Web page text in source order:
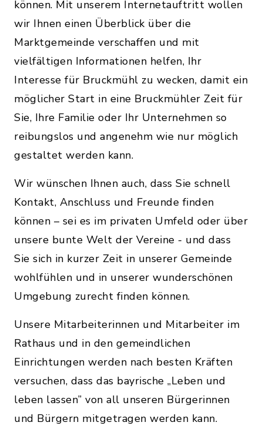
können. Mit unserem Internetauftritt wollen
wir Ihnen einen Überblick über die
Marktgemeinde verschaffen und mit
vielfältigen Informationen helfen, Ihr
Interesse für Bruckmühl zu wecken, damit ein
möglicher Start in eine Bruckmühler Zeit für
Sie, Ihre Familie oder Ihr Unternehmen so
reibungslos und angenehm wie nur möglich
gestaltet werden kann.
Wir wünschen Ihnen auch, dass Sie schnell
Kontakt, Anschluss und Freunde finden
können – sei es im privaten Umfeld oder über
unsere bunte Welt der Vereine - und dass
Sie sich in kurzer Zeit in unserer Gemeinde
wohlfühlen und in unserer wunderschönen
Umgebung zurecht finden können.
Unsere Mitarbeiterinnen und Mitarbeiter im
Rathaus und in den gemeindlichen
Einrichtungen werden nach besten Kräften
versuchen, dass das bayrische „Leben und
leben lassen” von all unseren Bürgerinnen
und Bürgern mitgetragen werden kann.